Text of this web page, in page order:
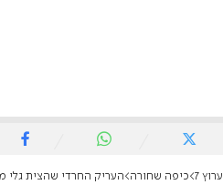
ערוץ 7 כיפה שחורה העריק החרדי שהצית